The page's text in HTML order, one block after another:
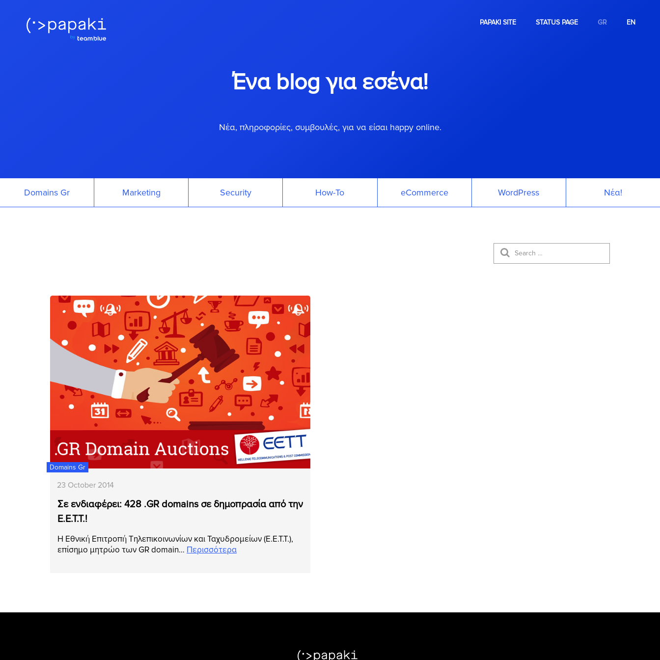
PAPAKI SITE STATUS PAGE GR EN
Ένα blog για εσένα!
Νέα, πληροφορίες, συμβουλές, για να είσαι happy online.
Domains Gr Marketing Security How-To eCommerce WordPress Νέα!
Domains Gr
23 October 2014
Σε ενδιαφέρει: 428 .GR domains σε δημοπρασία από την
Ε.Ε.Τ.Τ.!
Η Εθνική Επιτροπή Τηλεπικοινωνίων και Ταχυδρομείων (Ε.Ε.Τ.Τ.),
επίσημο μητρώο των GR domain… Περισσότερα